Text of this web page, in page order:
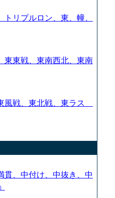
トリプルロン、東、幢、
東東戦、東南西北、東南
風戦、東北戦、東ラス
貫、中付け、中抜き、中